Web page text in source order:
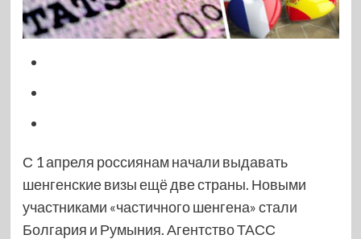
С 1 апреля россиянам начали выдавать
шенгенские визы ещё две страны. Новыми
участниками «частичного шенгена» стали
Болгария и Румыния. Агентство ТАСС